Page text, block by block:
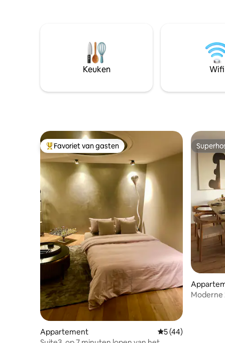
Zürich!
Keuken Wifi
Topfavoriet van gasten
Favoriet van gasten
Appartement Gemiddelde
5 (44)
Moderne